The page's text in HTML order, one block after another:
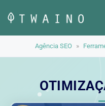
para
o
Agência SEO »